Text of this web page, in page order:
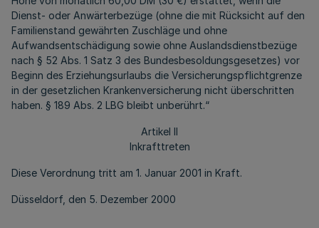
Dienst- oder Anwärterbezüge (ohne die mit Rücksicht auf den
Familienstand gewährten Zuschläge und ohne
Aufwandsentschädigung sowie ohne Auslandsdienstbezüge
nach § 52 Abs. 1 Satz 3 des Bundesbesoldungsgesetzes) vor
Beginn des Erziehungsurlaubs die Versicherungspflichtgrenze
in der gesetzlichen Krankenversicherung nicht überschritten
haben. § 189 Abs. 2 LBG bleibt unberührt.“
Artikel II
Inkrafttreten
Diese Verordnung tritt am 1. Januar 2001 in Kraft.
Düsseldorf, den 5. Dezember 2000